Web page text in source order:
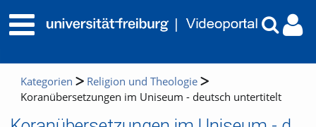
Kategorien
Religion und Theologie
Koranübersetzungen im Uniseum - deutsch untertitelt